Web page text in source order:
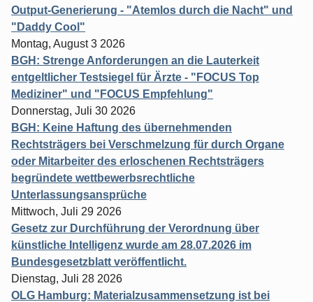
Output-Generierung - "Atemlos durch die Nacht" und
"Daddy Cool"
Montag, August 3 2026
BGH: Strenge Anforderungen an die Lauterkeit
entgeltlicher Testsiegel für Ärzte - "FOCUS Top
Mediziner" und "FOCUS Empfehlung"
Donnerstag, Juli 30 2026
BGH: Keine Haftung des übernehmenden
Rechtsträgers bei Verschmelzung für durch Organe
oder Mitarbeiter des erloschenen Rechtsträgers
begründete wettbewerbsrechtliche
Unterlassungsansprüche
Mittwoch, Juli 29 2026
Gesetz zur Durchführung der Verordnung über
künstliche Intelligenz wurde am 28.07.2026 im
Bundesgesetzblatt veröffentlicht.
Dienstag, Juli 28 2026
OLG Hamburg: Materialzusammensetzung ist bei